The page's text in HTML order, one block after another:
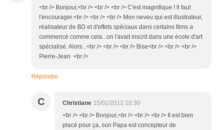
<br /> Bonjour,<br /> <br /> <br /> C'est magnifique ! Il faut
l'encourager.<br /> <br /> <br /> Mon neveu qui est illustrateur,
réalisateur de BD et d'effets spéciaux dans certains films a
commencé comme cela...on l'avait inscrit dans une école d'art
spécialisé. Alors...<br /> <br /> <br /> Bise<br /> <br /> <br />
Pierre-Jean <br />
Répondre
C Christiane 15/02/2012 10:30
<br /> <br /> Bonjour,<br /> <br /> <br /> Il est bien
placé pour ça, son Papa est concepteur de